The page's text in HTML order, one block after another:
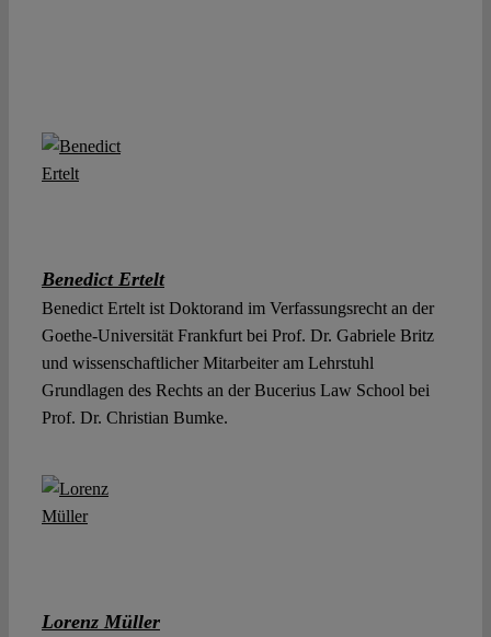
Benedict Ertelt
Benedict Ertelt ist Doktorand im Verfassungsrecht an der
Goethe-Universität Frankfurt bei Prof. Dr. Gabriele Britz
und wissenschaftlicher Mitarbeiter am Lehrstuhl
Grundlagen des Rechts an der Bucerius Law School bei
Prof. Dr. Christian Bumke.
Lorenz Müller